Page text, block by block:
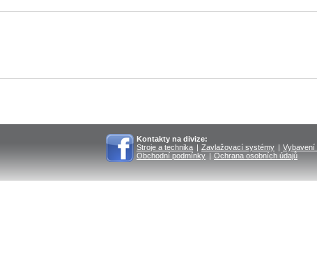
Kontakty na divize:
Stroje a technika | Zavlažovací systémy | Vybavení
Obchodní podmínky | Ochrana osobních údajů